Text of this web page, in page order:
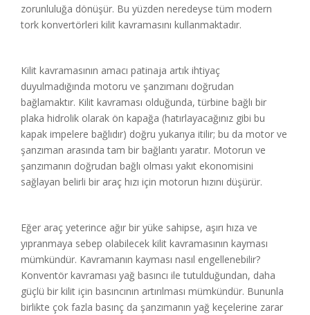
zorunluluğa dönüşür. Bu yüzden neredeyse tüm modern
tork konvertörleri kilit kavramasını kullanmaktadır.
Kilit kavramasının amacı patinaja artık ihtiyaç
duyulmadığında motoru ve şanzımanı doğrudan
bağlamaktır. Kilit kavraması olduğunda, türbine bağlı bir
plaka hidrolik olarak ön kapağa (hatırlayacağınız gibi bu
kapak impelere bağlıdır) doğru yukarıya itilir; bu da motor ve
şanzıman arasında tam bir bağlantı yaratır. Motorun ve
şanzımanın doğrudan bağlı olması yakıt ekonomisini
sağlayan belirli bir araç hızı için motorun hızını düşürür.
Eğer araç yeterince ağır bir yüke sahipse, aşırı hıza ve
yıpranmaya sebep olabilecek kilit kavramasının kayması
mümkündür. Kavramanın kayması nasıl engellenebilir?
Konventör kavraması yağ basıncı ile tutulduğundan, daha
güçlü bir kilit için basıncının artırılması mümkündür. Bununla
birlikte çok fazla basınç da şanzımanın yağ keçelerine zarar